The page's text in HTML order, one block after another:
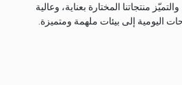
منتجاتنا المختارة بعناية، وعالية
اليومية إلى بيئات ملهمة ومتميزة.